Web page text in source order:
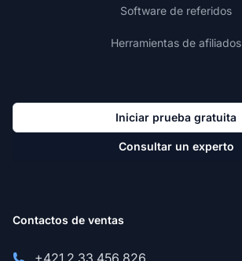
Software de referidos
Herramientas de afiliados
Iniciar prueba gratuita
Consultar un experto
Contactos de ventas